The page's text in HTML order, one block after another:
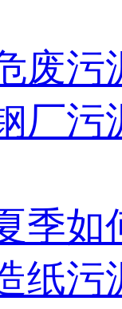
废污
厂污
季如
纸污